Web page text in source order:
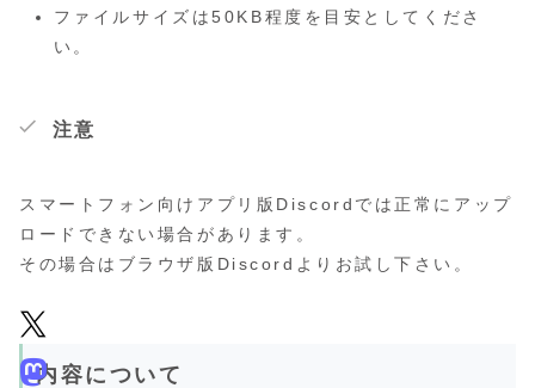
ファイルサイズは50KB程度を目安としてくださ
い。
注意
スマートフォン向けアプリ版Discordでは正常にアップ
ロードできない場合があります。
その場合はブラウザ版Discordよりお試し下さい。
内容について